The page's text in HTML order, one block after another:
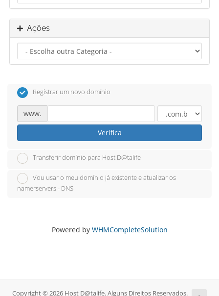
Ações
Registrar um novo domínio
www.
Verifica
Transferir domínio para Host D@talife
Vou usar o meu domínio já existente e atualizar os
namerservers - DNS
Powered by WHMCompleteSolution
Copyright © 2026 Host D@talife. Alguns Direitos Reservados.